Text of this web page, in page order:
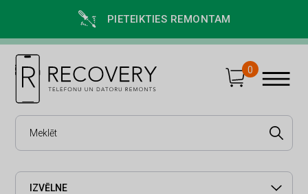
PIETEIKTIES REMONTAM
0
IZVĒLNE